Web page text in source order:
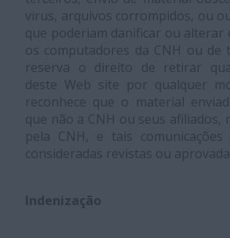
virus, arquivos corrompidos, ou
que poderiam danificar ou alterar
os computadores da CNH ou de
reserva o direito de retirar
deste Web site por qualquer
reconhece que o material
que não a CNH ou seus afiliados,
pela CNH, e tais
consideradas revistas ou
Indenização